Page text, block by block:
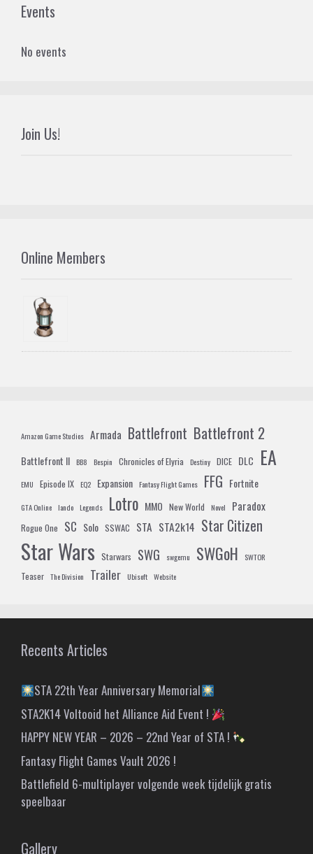
Events
No events
Join Us!
Online Members
Amazon Game Studios Armada Battlefront Battlefront 2
Battlefront II BB8 Bespin Chronicles of Elyria Destiny DICE DLC EA
EMU Episode IX EQ2 Expansion Fantasy Flight Games FFG Fortnite
GTA Online lando Legends Lotro MMO New World Novel Paradox
Rogue One SC Solo SSWAC STA STA2k14 Star Citizen
Star Wars Starwars SWG swgemu SWGoH SWTOR
Teaser The Division Trailer Ubisoft Website
Recents Articles
STA 22th Year Anniversary Memorial
STA2K14 Voltooid het Alliance Aid Event !
HAPPY NEW YEAR – 2026 – 22nd Year of STA !
Fantasy Flight Games Vault 2026 !
Battlefield 6-multiplayer volgende week tijdelijk gratis
speelbaar
Gallery